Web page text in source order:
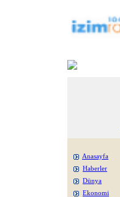
Anasayfa
Haberler
Dünya
Ekonomi